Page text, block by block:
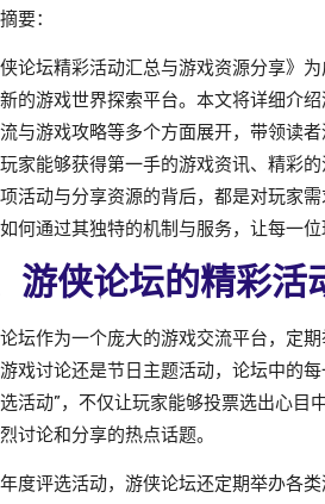
要：
侠论坛精彩活动汇总与游戏资源分享》
的游戏世界探索平台。本文将详细介
与游戏攻略等多个方面展开，带领读
家能够获得第一手的游戏资讯、精彩
活动与分享资源的背后，都是对玩家
何通过其独特的机制与服务，让每一
游侠论坛的精彩活
坛作为一个庞大的游戏交流平台，定
戏讨论还是节日主题活动，论坛中的
活动”，不仅让玩家能够投票选出心目
讨论和分享的热点话题。
度评选活动，游侠论坛还定期举办各